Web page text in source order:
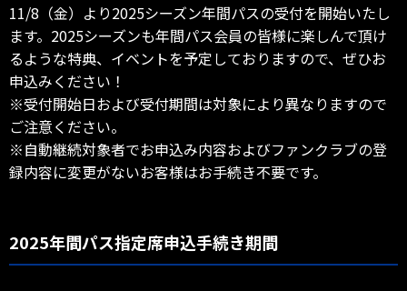
11/8（金）より2025シーズン年間パスの受付を開始いたし
ます。2025シーズンも年間パス会員の皆様に楽しんで頂け
るような特典、イベントを予定しておりますので、ぜひお
申込みください！
※受付開始日および受付期間は対象により異なりますので
ご注意ください。
※自動継続対象者でお申込み内容およびファンクラブの登
録内容に変更がないお客様はお手続き不要です。
2025年間パス指定席申込手続き期間